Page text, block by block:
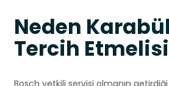
Neden
Tercih
Bosch yetkili servisi olmanın